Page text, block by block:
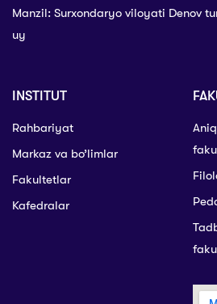
Manzil: Surxondaryo viloyati Denov
uy
INSTITUT
Rahbariyat
Markaz va bo’limlar
Fakultetlar
Kafedralar